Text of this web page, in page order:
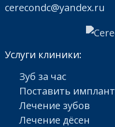
cerecondc@yandex.ru
Услуги клиники:
Зуб за час
Поставить имплант
Лечение зубов
Лечение дёсен